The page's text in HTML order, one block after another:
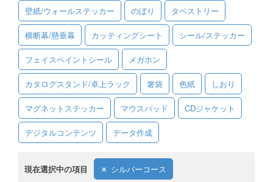
資料をダウンロード
ご利用規約
お見積り・お問合せ
壁紙/ウォールステッカー のぼり タペストリー
横断幕/懸垂幕 カッティングシート シール/ステッカー
フェイスペイントシール メガホン
カタログスタンド/卓上ラック 箸袋 色紙 しおり
マグネットステッカー マウスパッド CDジャケット
デジタルコンテンツ データ作成
現在選択中の項目 シルバーコース